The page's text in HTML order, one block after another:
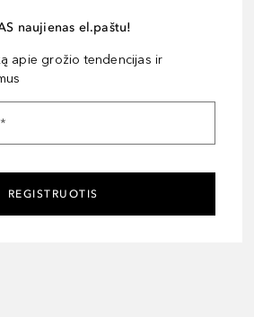
naujienas el.paštu!
apie grožio tendencijas ir
*
REGISTRUOTIS